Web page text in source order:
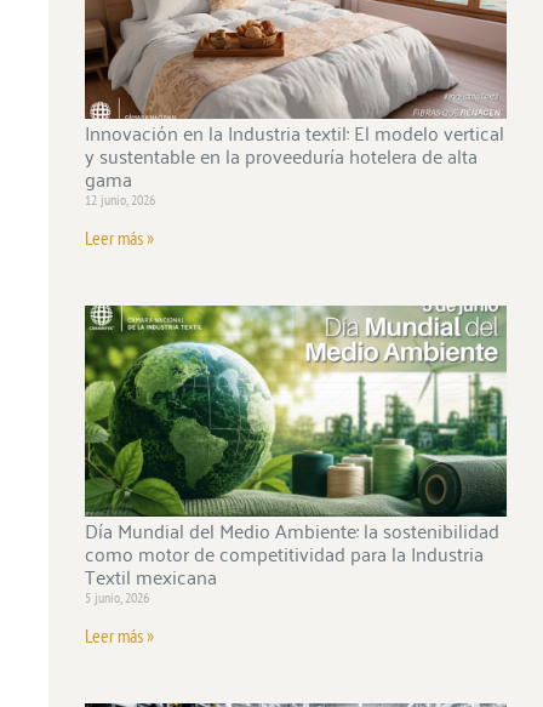
Innovación en la Industria textil: El modelo vertical
y sustentable en la proveeduría hotelera de alta
gama
12 junio, 2026
Leer más »
Día Mundial del Medio Ambiente: la sostenibilidad
como motor de competitividad para la Industria
Textil mexicana
5 junio, 2026
Leer más »